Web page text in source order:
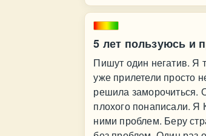
5 лет пользуюсь и
Пишут один негатив. Я
уже прилетели просто
решила заморочиться.
плохого понаписали. Я
ними проблем. Беру